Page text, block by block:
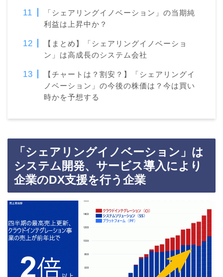
「シェアリングイノベーション」の当期純
利益は上昇中か？
【まとめ】「シェアリングイノベーショ
ン」は高成長のシステム会社
【チャートは？割安？】「シェアリングイ
ノベーション」の今後の株価は？今は買い
時かを予想する
「シェアリングイノベーション」は
システム開発、サービス導入により
企業のDX支援を行う企業